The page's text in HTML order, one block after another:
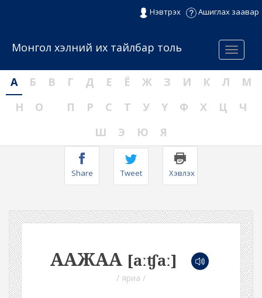
Нэвтрэх Ашиглах заавар
Menu
Монгол хэлний их тайлбар толь
А Б В Г Д Е Ё Ж З И К Л
М
Н
О П Р С Т У Ү Ф Х Ц
Ч
Ш
Э Ю Я
Share Tweet Хэвлэх
ААЖАА [aːʧaː]
/ яриа /